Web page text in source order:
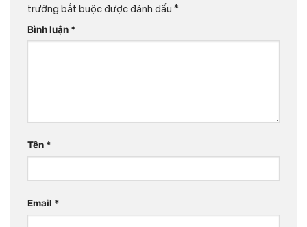
trường bắt buộc được đánh dấu *
Bình luận *
Tên *
Email *